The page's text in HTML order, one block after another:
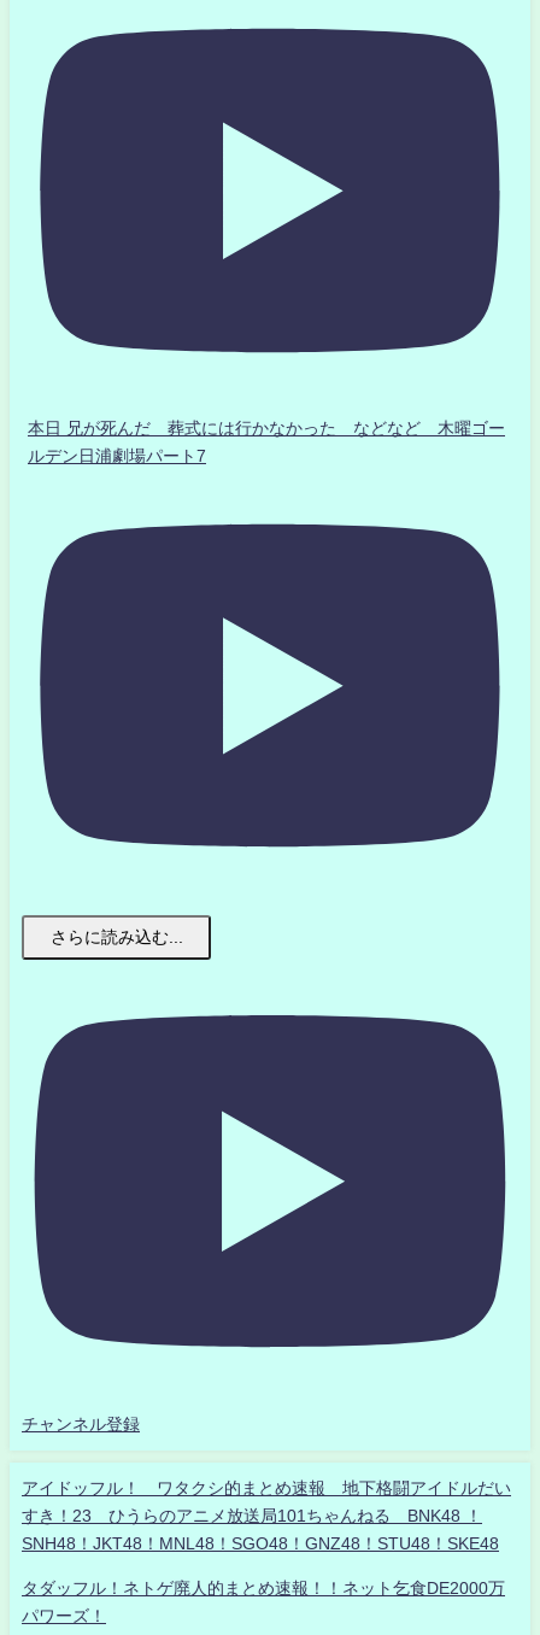
本日 兄が死んだ 葬式には行かなかった などなど 木曜ゴー
ルデン日浦劇場パート7
さらに読み込む...
チャンネル登録
アイドッフル！ ワタクシ的まとめ速報 地下格闘アイドルだい
すき！23 ひうらのアニメ放送局101ちゃんねる BNK48 ！
SNH48！JKT48！MNL48！SGO48！GNZ48！STU48！SKE48
タダッフル！ネトゲ廃人的まとめ速報！！ネット乞食DE2000万
パワーズ！